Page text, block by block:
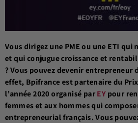
Vous dirigez une PME ou une ETI qui
et qui conjugue croissance et
? Vous pouvez devenir entrepreneur
effet, Bpifrance est partenaire du
l’année 2020 organisé parEY pour
femmes et aux hommes qui
entrepreneurial français. Vous